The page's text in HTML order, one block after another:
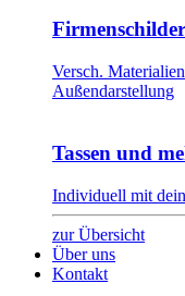
Versch.
Außendarstellung
Tassen und
Individuell mit
zur Übersicht
Über uns
Kontakt